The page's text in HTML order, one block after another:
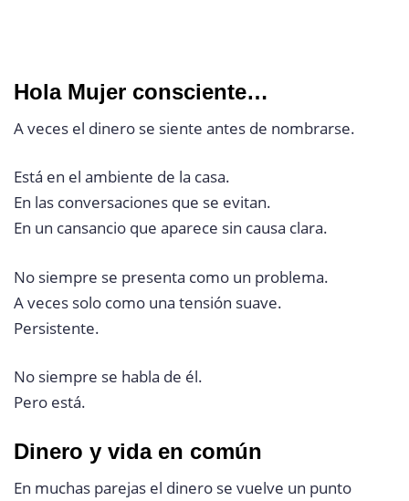
Hola Mujer consciente…
A veces el dinero se siente antes de nombrarse.
Está en el ambiente de la casa.
En las conversaciones que se evitan.
En un cansancio que aparece sin causa clara.
No siempre se presenta como un problema.
A veces solo como una tensión suave.
Persistente.
No siempre se habla de él.
Pero está.
Dinero y vida en común
En muchas parejas el dinero se vuelve un punto